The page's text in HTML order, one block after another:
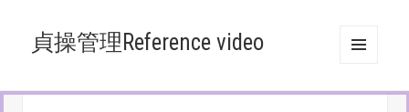
貞操管理Reference video